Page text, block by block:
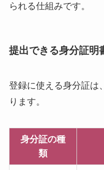
られる仕組みです。
提出できる身分証明
登録に使える身分証は
ります。
身分証の種
類